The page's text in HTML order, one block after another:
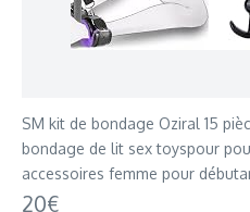
SM kit de bondage Oziral 15
bondage de lit sex toyspour
accessoires femme pour
anal pour couples sex
20€